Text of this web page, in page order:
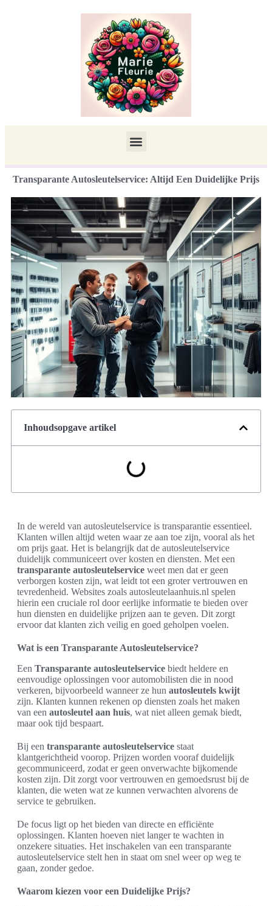
Transparante Autosleutelservice: Altijd Een Duidelijke Prijs
Inhoudsopgave artikel
In de wereld van autosleutelservice is transparantie essentieel.
Klanten willen altijd weten waar ze aan toe zijn, vooral als het
om prijs gaat. Het is belangrijk dat de autosleutelservice
duidelijk communiceert over kosten en diensten. Met een
transparante autosleutelservice weet men dat er geen
verborgen kosten zijn, wat leidt tot een groter vertrouwen en
tevredenheid. Websites zoals autosleutelaanhuis.nl spelen
hierin een cruciale rol door eerlijke informatie te bieden over
hun diensten en duidelijke prijzen aan te geven. Dit zorgt
ervoor dat klanten zich veilig en goed geholpen voelen.
Wat is een Transparante Autosleutelservice?
Een Transparante autosleutelservice biedt heldere en
eenvoudige oplossingen voor automobilisten die in nood
verkeren, bijvoorbeeld wanneer ze hun autosleutels kwijt
zijn. Klanten kunnen rekenen op diensten zoals het maken
van een autosleutel aan huis, wat niet alleen gemak biedt,
maar ook tijd bespaart.
Bij een transparante autosleutelservice staat
klantgerichtheid voorop. Prijzen worden vooraf duidelijk
gecommuniceerd, zodat er geen onverwachte bijkomende
kosten zijn. Dit zorgt voor vertrouwen en gemoedsrust bij de
klanten, die weten wat ze kunnen verwachten alvorens de
service te gebruiken.
De focus ligt op het bieden van directe en efficiënte
oplossingen. Klanten hoeven niet langer te wachten in
onzekere situaties. Het inschakelen van een transparante
autosleutelservice stelt hen in staat om snel weer op weg te
gaan, zonder gedoe.
Waarom kiezen voor een Duidelijke Prijs?